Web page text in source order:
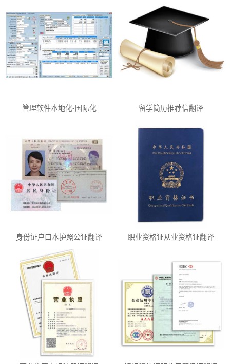
管理软件本地化-国际化 留学简历推荐信翻译
身份证户口本护照公证翻译 职业资格证从业资格证翻译